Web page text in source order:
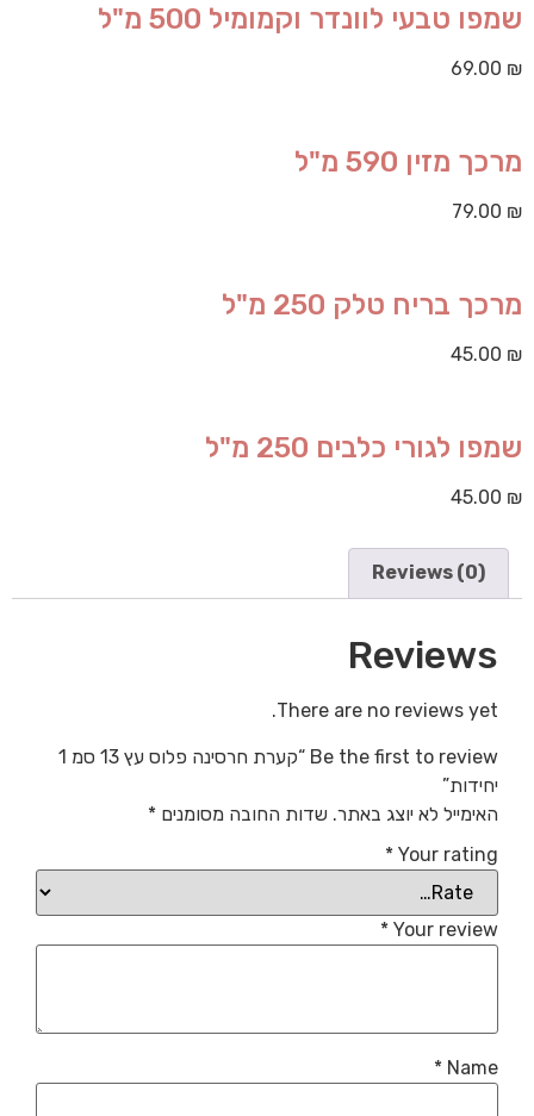
שמפו טבעי לוונדר וקמומיל 500 מ"ל
69.00 ₪
מרכך מזין 590 מ"ל
79.00 ₪
מרכך בריח טלק 250 מ"ל
45.00 ₪
שמפו לגורי כלבים 250 מ"ל
45.00 ₪
Reviews (0)
Reviews
There are no reviews yet.
Be the first to review “קערת חרסינה פלוס עץ 13 סמ 1
יחידות”
האימייל לא יוצג באתר. שדות החובה מסומנים *
Your rating
*
Your review
*
Name
*